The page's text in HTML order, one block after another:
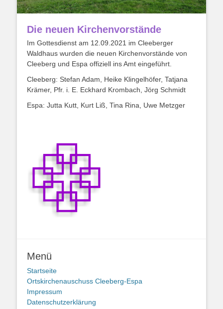
Die neuen Kirchenvorstände
Im Gottesdienst am 12.09.2021 im Cleeberger
Waldhaus wurden die neuen Kirchenvorstände von
Cleeberg und Espa offiziell ins Amt eingeführt.
Cleeberg: Stefan Adam, Heike Klingelhöfer, Tatjana
Krämer, Pfr. i. E. Eckhard Krombach, Jörg Schmidt
Espa: Jutta Kutt, Kurt Liß, Tina Rina, Uwe Metzger
Menü
Startseite
Ortskirchenauschuss Cleeberg-Espa
Impressum
Datenschutzerklärung